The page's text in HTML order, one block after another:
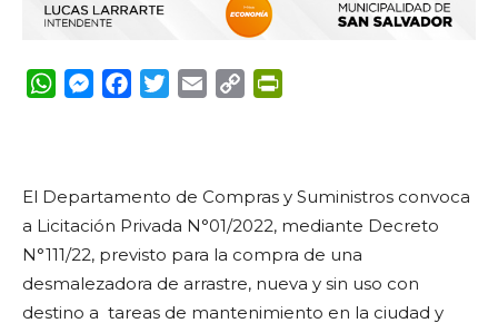
WhatsApp
Messenger
FacebookTwitterEmail Copy
El Departamento de Compras y Suministros convoca
a Licitación Privada N°01/2022, mediante Decreto
N°111/22, previsto para la compra de una
desmalezadora de arrastre, nueva y sin uso con
destino a tareas de mantenimiento en la ciudad y